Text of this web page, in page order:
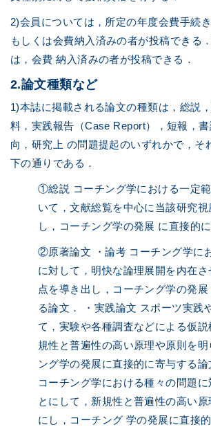
2)会員については，所定の年度会費手続
もしくは会費納入済みの者が投稿できる
は，会費 納入済みの者が投稿できる．
2.論文種類など
1)本誌に掲載される論文の種類は，総説
料，実践報告（Case Report），短報，
向，研究上 の問題提起のいずれかで，そ
下の通りである．
①総説 コーチング学における一定
いて，文献総覧を中心に当該研究
し，コーチング学の発展 に直接的
②原著論文 ・論考 コーチング学に
に対して，明快な論理展開を内在
点を導き出し，コーチング学の発
る論文． ・実践論文 スポーツ実践
て，実験や各種調査などによる仮
規性と普遍性の高い原理や原則を
ング学の発展に直接的に寄与する
コーチング学における種々の問題
とにして，新規性と普遍性の高い
にし，コーチング 学の発展に直接